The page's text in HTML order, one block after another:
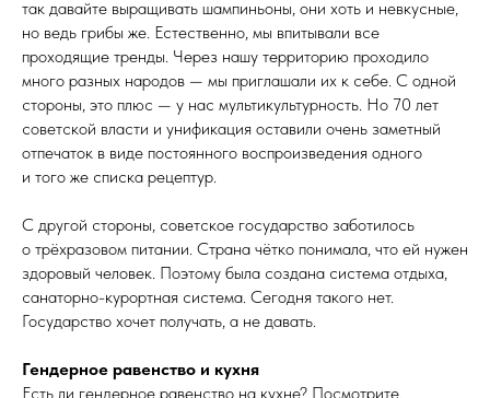
так давайте выращивать шампиньоны, они хоть и невкусные,
но ведь грибы же. Естественно, мы впитывали все
проходящие тренды. Через нашу территорию проходило
много разных народов — мы приглашали их к себе. С одной
стороны, это плюс — у нас мультикультурность. Но 70 лет
советской власти и унификация оставили очень заметный
отпечаток в виде постоянного воспроизведения одного
и того же списка рецептур.
С другой стороны, советское государство заботилось
о трёхразовом питании. Страна чётко понимала, что ей нужен
здоровый человек. Поэтому была создана система отдыха,
санаторно-курортная система. Сегодня такого нет.
Государство хочет получать, а не давать.
Гендерное равенство и кухня
Есть ли гендерное равенство на кухне? Посмотрите,